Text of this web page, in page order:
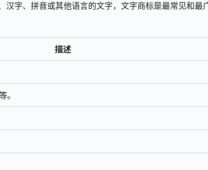
字、拼音或其他语言的文字，文字商标是最常见和最
描述
。